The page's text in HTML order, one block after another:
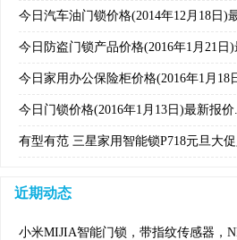
今日汽车油门锁价格(2014年12月18日)
今日防盗门锁产品价格(2016年1月21日
今日家用办公保险柜价格(2016年1月18
今日门锁价格(2016年1月13日)最新报价
有型有范 三星家用智能锁P718元旦大
近期动态
小米MIJIA智能门锁，带指纹传感器，